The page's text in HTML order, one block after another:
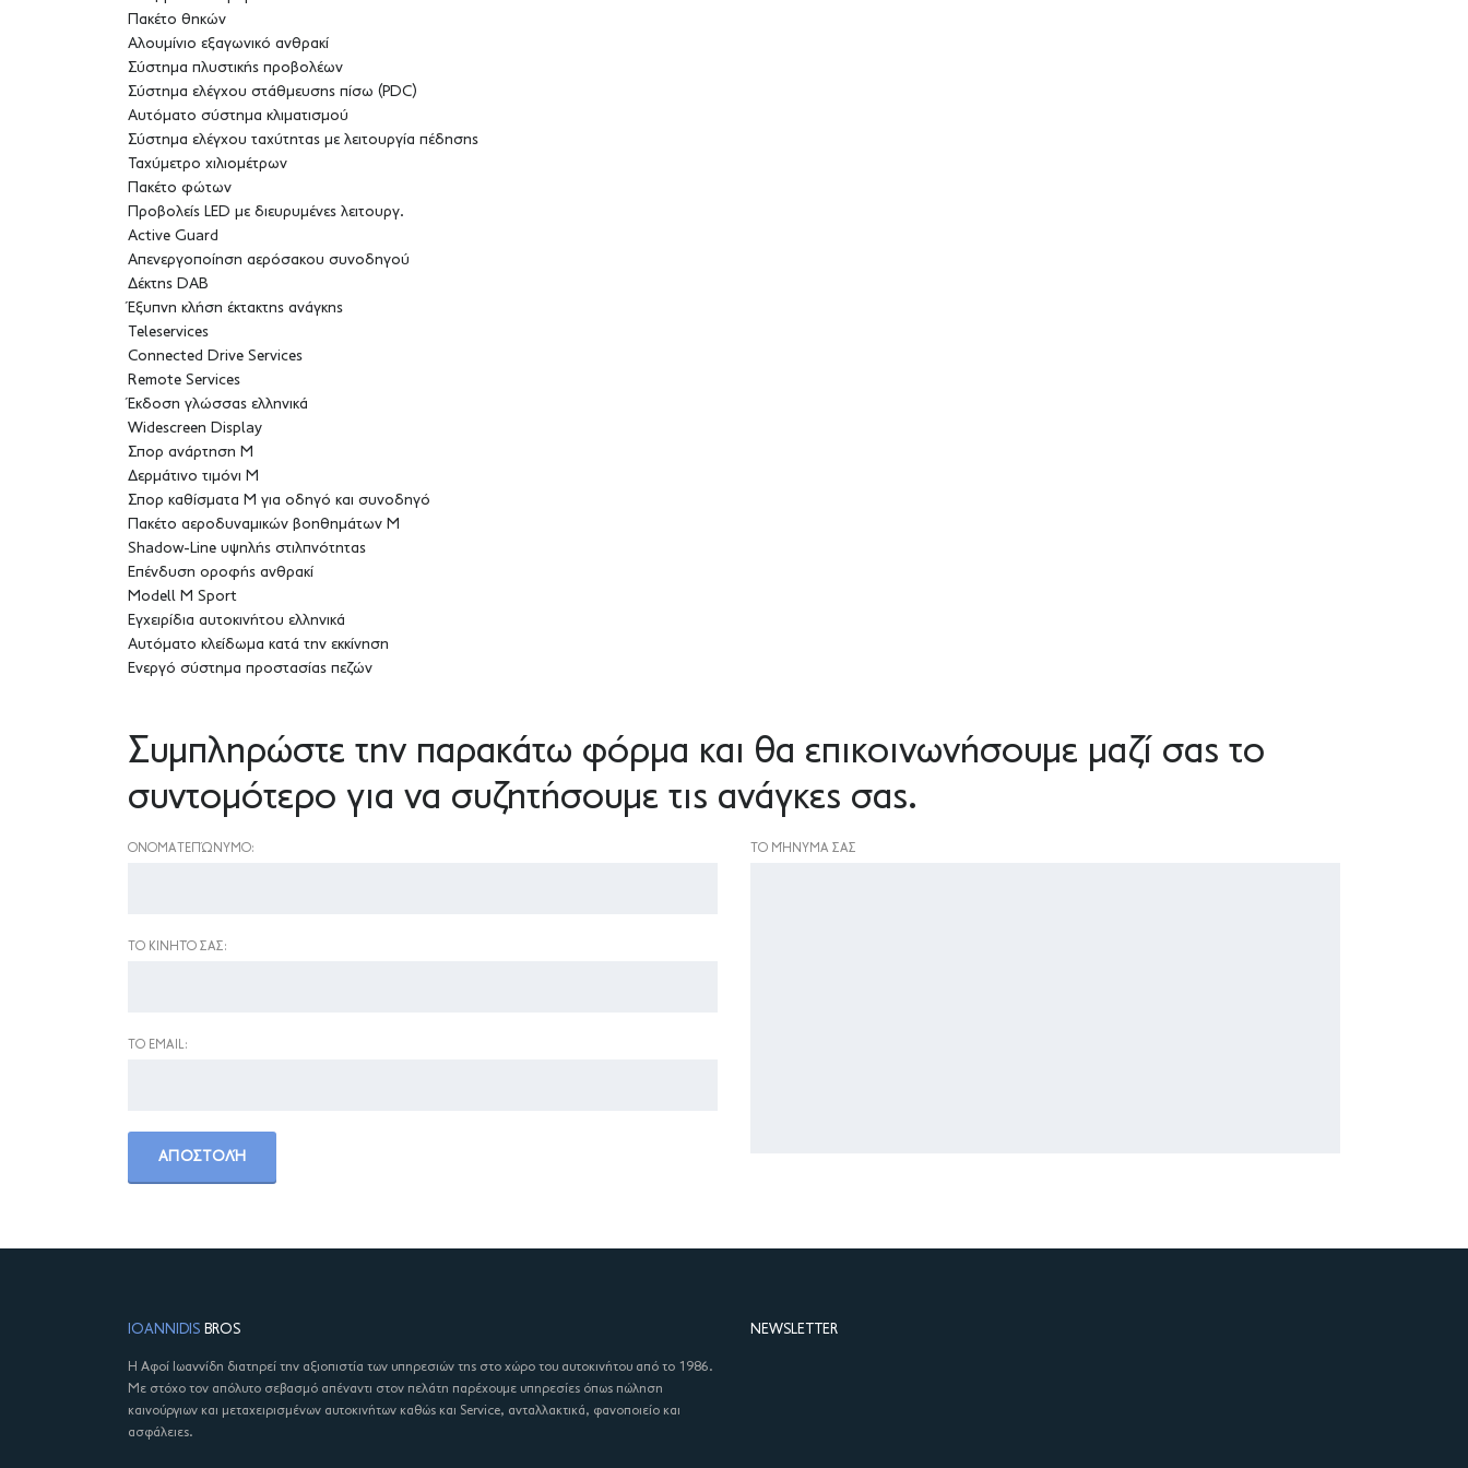
Πακέτο θηκών
Αλουμίνιο εξαγωνικό ανθρακί
Σύστημα πλυστικής προβολέων
Σύστημα ελέγχου στάθμευσης πίσω (PDC)
Αυτόματο σύστημα κλιματισμού
Σύστημα ελέγχου ταχύτητας με λειτουργία πέδησης
Ταχύμετρο χιλιομέτρων
Πακέτο φώτων
Προβολείς LED με διευρυμένες λειτουργ.
Active Guard
Απενεργοποίηση αερόσακου συνοδηγού
Δέκτης DAB
Έξυπνη κλήση έκτακτης ανάγκης
Teleservices
Connected Drive Services
Remote Services
Έκδοση γλώσσας ελληνικά
Widescreen Display
Σπορ ανάρτηση M
Δερμάτινο τιμόνι M
Σπορ καθίσματα M για οδηγό και συνοδηγό
Πακέτο αεροδυναμικών βοηθημάτων M
Shadow-Line υψηλής στιλπνότητας
Επένδυση οροφής ανθρακί
Modell M Sport
Εγχειρίδια αυτοκινήτου ελληνικά
Αυτόματο κλείδωμα κατά την εκκίνηση
Ενεργό σύστημα προστασίας πεζών
Συμπληρώστε την παρακάτω φόρμα και θα επικοινωνήσουμε μαζί σας το
συντομότερο για να συζητήσουμε τις ανάγκες σας.
ΟΝΟΜΑΤΕΠΏΝΥΜΟ:
ΤΟ ΚΙΝΗΤΌ ΣΑΣ:
ΤΟ EMAIL:
ΤΟ ΜΉΝΥΜΑ ΣΑΣ
IOANNIDIS BROS
Η Αφοί Ιωαννίδη διατηρεί την αξιοπιστία των υπηρεσιών της στο χώρο του αυτοκινήτου από το 1986.
Με στόχο τον απόλυτο σεβασμό απέναντι στον πελάτη παρέχουμε υπηρεσίες όπως πώληση
καινούργιων και μεταχειρισμένων αυτοκινήτων καθώς και Service, ανταλλακτικά, φανοποιείο και
ασφάλειες.
NEWSLETTER